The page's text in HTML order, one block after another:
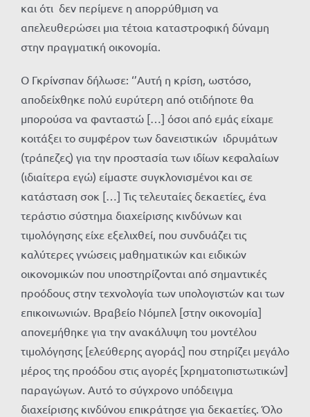
και ότι δεν περίμενε η απορρύθμιση να
απελευθερώσει μια τέτοια καταστροφική δύναμη
στην πραγματική οικονομία.
Ο Γκρίνσπαν δήλωσε: ‘’Αυτή η κρίση, ωστόσο,
αποδείχθηκε πολύ ευρύτερη από οτιδήποτε θα
μπορούσα να φανταστώ […] όσοι από εμάς είχαμε
κοιτάξει το συμφέρον των δανειστικών ιδρυμάτων
(τράπεζες) για την προστασία των ιδίων κεφαλαίων
(ιδιαίτερα εγώ) είμαστε συγκλονισμένοι και σε
κατάσταση σοκ […] Τις τελευταίες δεκαετίες, ένα
τεράστιο σύστημα διαχείρισης κινδύνων και
τιμολόγησης είχε εξελιχθεί, που συνδυάζει τις
καλύτερες γνώσεις μαθηματικών και ειδικών
οικονομικών που υποστηρίζονται από σημαντικές
προόδους στην τεχνολογία των υπολογιστών και των
επικοινωνιών. Βραβείο Νόμπελ [στην οικονομία]
απονεμήθηκε για την ανακάλυψη του μοντέλου
τιμολόγησης [ελεύθερης αγοράς] που στηρίζει μεγάλο
μέρος της προόδου στις αγορές [χρηματοπιστωτικών]
παραγώγων. Αυτό το σύγχρονο υπόδειγμα
διαχείρισης κινδύνου επικράτησε για δεκαετίες. Όλο